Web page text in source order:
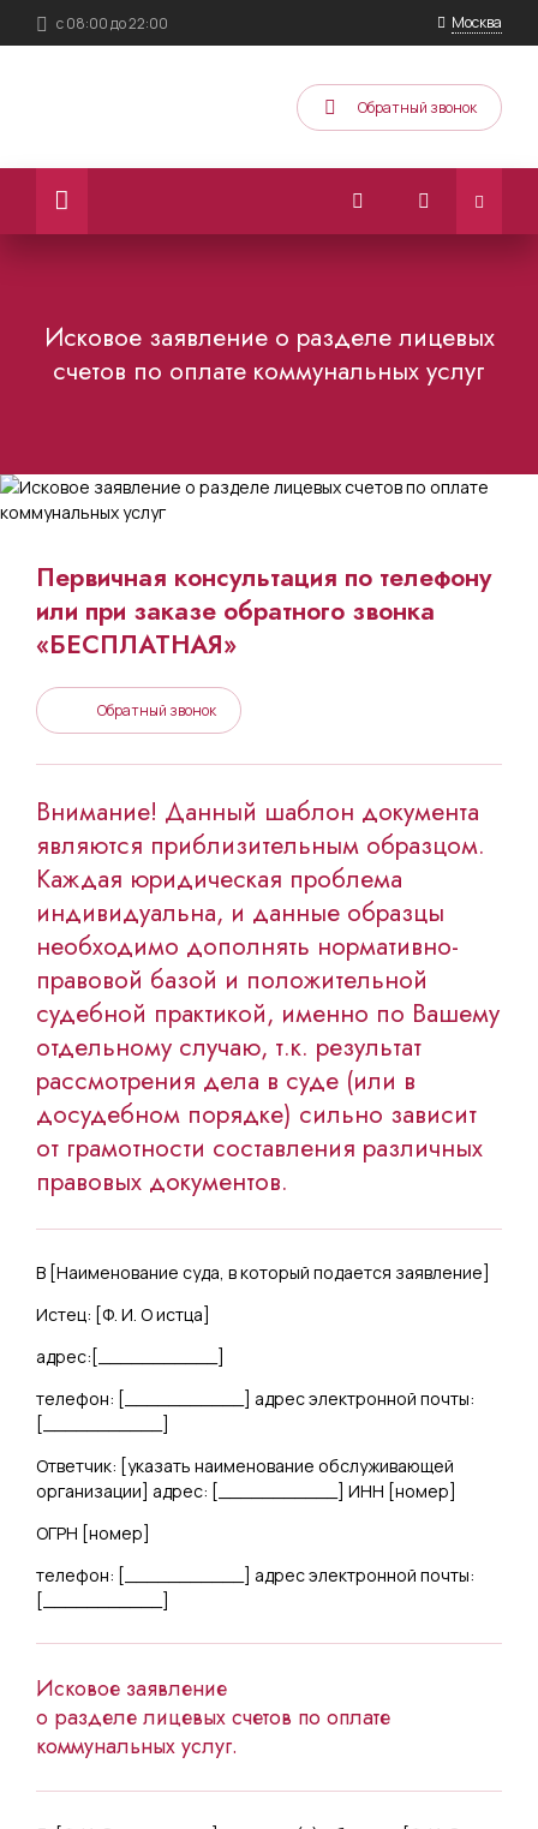
с 08:00 до 22:00 Москва
Обратный звонок
Исковое заявление о разделе лицевых
счетов по оплате коммунальных услуг
Первичная консультация по телефону
или при заказе обратного звонка
«БЕСПЛАТНАЯ»
Обратный звонок
Внимание! Данный шаблон документа
являются приблизительным образцом.
Каждая юридическая проблема
индивидуальна, и данные образцы
необходимо дополнять нормативно-
правовой базой и положительной
судебной практикой, именно по Вашему
отдельному случаю, т.к. результат
рассмотрения дела в суде (или в
досудебном порядке) сильно зависит
от грамотности составления различных
правовых документов.
В [Наименование суда, в который подается заявление]
Истец: [Ф. И. О истца]
адрес:[
]
телефон: [
] адрес электронной почты:
[
]
Ответчик: [указать наименование обслуживающей
организации] адрес: [ ] ИНН [номер]
ОГРН [номер]
телефон: [
] адрес электронной почты:
[
]
Исковое заявление
о разделе лицевых счетов по оплате
коммунальных услуг.